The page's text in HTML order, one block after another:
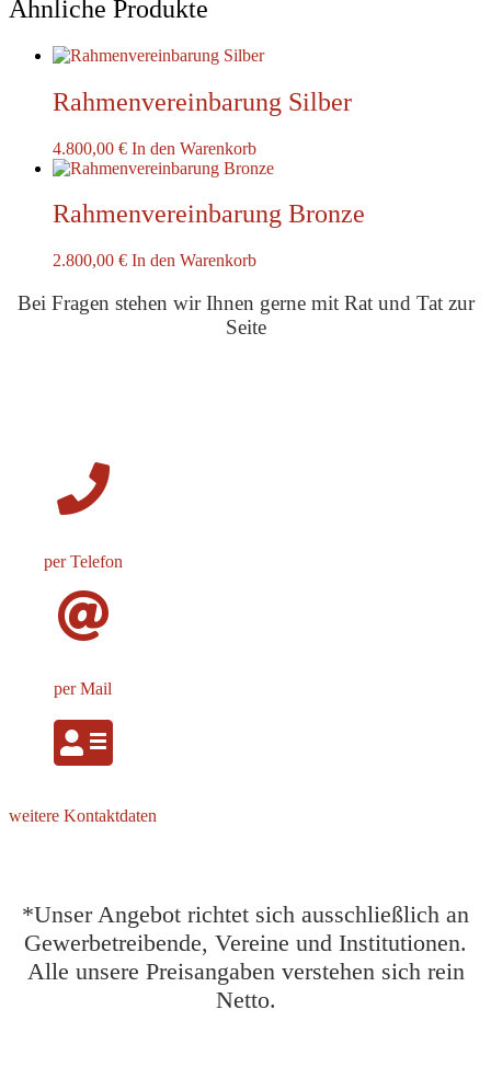
Ähnliche Produkte
Rahmenvereinbarung Silber
4.800,00 € In den Warenkorb
Rahmenvereinbarung Bronze
2.800,00 € In den Warenkorb
Bei Fragen stehen wir Ihnen gerne mit Rat und Tat zur
Seite
per Telefon
per Mail
weitere Kontaktdaten
*Unser Angebot richtet sich ausschließlich an
Gewerbetreibende, Vereine und Institutionen.
Alle unsere Preisangaben verstehen sich rein
Netto.